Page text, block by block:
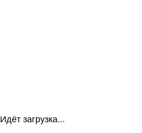
Идёт загрузка...